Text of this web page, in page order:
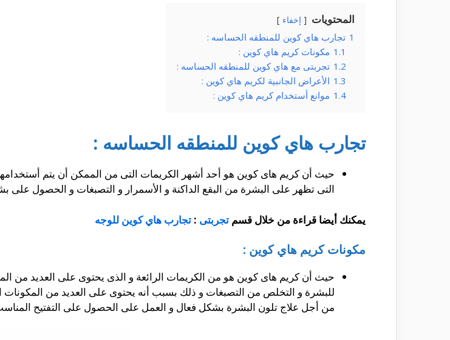
المحتويات إخفاء
1 تجارب هاي كوين للمنطقه الحساسه :
1.1 مكونات كريم هاي كوين :
1.2 تجربتى مع هاي كوين للمنطقه الحساسه :
1.3 الأعراض الجانبية لكريم هاي كوين :
1.4 موانع أستخدام كريم هاي كوين :
تجارب هاي كوين للمنطقه الحساسه :
حيث أن كريم هاى كوين هو أحد أشهر الكريمات التى من الممكن أن يتم
التى تظهر على البشرة من البقع الداكنة و الأسمرار و التصبغات و الحصول على
يمكنك أيضا قراءة من خلال قسم تجربتى : تجارب هاي كوين للوجه
مكونات كريم هاي كوين :
حيث أن كريم هاى كوين هو من الكريمات الرائعة و الذى يحتوى على العديد من
للبشرة و التخلص من التصبغات و ذلك بسبب أنه يحتوى على العديد من المكونات
من أجل علاج تلون البشرة بشكل فعال و العمل على الحصول على التفتيح